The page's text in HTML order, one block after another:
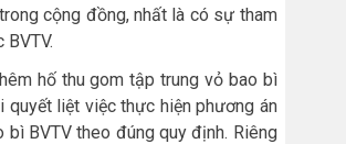
cộng đồng, nhất là có sự tham
hố thu gom tập trung vỏ bao bì
quyết liệt việc thực hiện phương án
BVTV theo đúng quy định. Riêng